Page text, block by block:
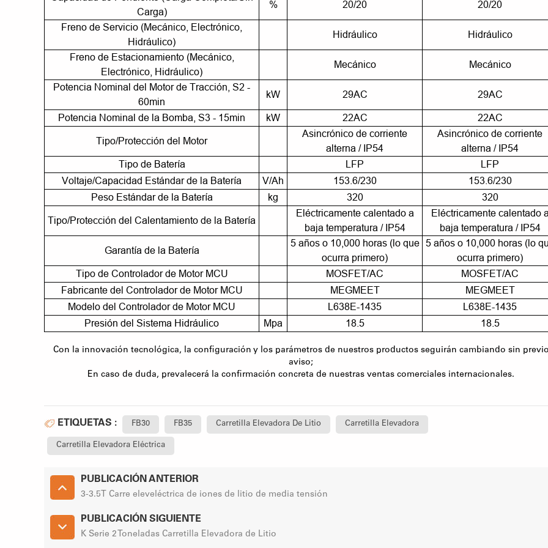
Carga)
% 20/20 20/20
Freno de Servicio (Mecánico, Electrónico,
Hidráulico)
Hidráulico Hidráulico
Freno de Estacionamiento (Mecánico,
Electrónico, Hidráulico)
Mecánico Mecánico
Potencia Nominal del Motor de Tracción, S2 -
60min
kW 29AC 29AC
Potencia Nominal de la Bomba, S3 - 15min kW 22AC 22AC
Tipo/Protección del Motor
Asincrónico de corriente
alterna / IP54
Asincrónico de corriente
alterna / IP54
Tipo de Batería
LFP
LFP
Voltaje/Capacidad Estándar de la Batería
V/Ah 153.6/230
153.6/230
Peso Estándar de la Batería
kg 320 320
Tipo/Protección del Calentamiento de la Batería
Eléctricamente calentado a
baja temperatura / IP54
Eléctricamente calentado
baja temperatura / IP54
Garantía de la Batería
5 años o 10,000 horas (lo que
ocurra primero)
5 años o 10,000 horas (lo
ocurra primero)
Tipo de Controlador de Motor MCU
MOSFET/AC
MOSFET/AC
Fabricante del Controlador de Motor MCU
MEGMEET
MEGMEET
Modelo del Controlador de Motor MCU
L638E-1435
L638E-1435
Presión del Sistema Hidráulico
Mpa 18.5 18.5
Con la innovación tecnológica, la configuración y los parámetros de nuestros productos seguirán cambiando sin
aviso;
En caso de duda, prevalecerá la confirmación concreta de nuestras ventas comerciales internacionales.
ETIQUETAS : FB30 FB35 Carretilla Elevadora De Litio Carretilla Elevadora
Carretilla Elevadora Eléctrica
PUBLICACIÓN ANTERIOR
3-3.5T Carre eleveléctrica de iones de litio de media tensión
PUBLICACIÓN SIGUIENTE
K Serie 2 Toneladas Carretilla Elevadora de Litio